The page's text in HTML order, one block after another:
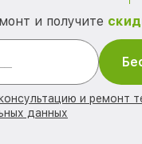
и получите
и ремонт
данных